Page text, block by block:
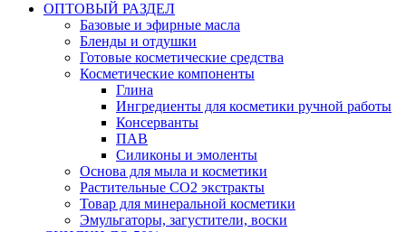
ОПТОВЫЙ РАЗДЕЛ
Базовые и эфирные масла
Бленды и отдушки
Готовые косметические средства
Косметические компоненты
Глина
Ингредиенты для косметики ручной работы
Консерванты
ПАВ
Силиконы и эмоленты
Основа для мыла и косметики
Растительные СО2 экстракты
Товар для минеральной косметики
Эмульгаторы, загустители, воски